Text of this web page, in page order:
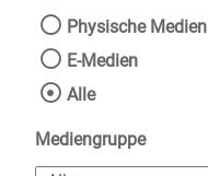
Physische Medien
E-Medien
Alle
Mediengruppe